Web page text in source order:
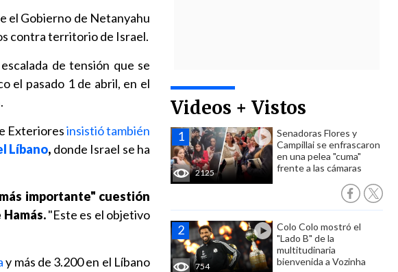
Videos + Vistos
2125
Senadoras Flores y
Campillai se enfrascaron
en una pelea "cuma"
frente a las cámaras
754
Colo Colo mostró el
"Lado B" de la
multitudinaria
bienvenida a Vozinha
el Gobierno de Netanyahu
contra territorio de Israel.
de tensión que se
el pasado 1 de abril, en el
Exterioresinsistió también
Líbano, donde Israel se ha
importante" cuestión
"Este es el objetivo
y más de 3.200 en el Líbano